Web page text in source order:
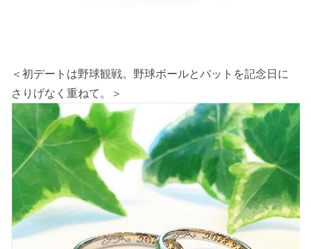
＜初デートは野球観戦。野球ボールとバットを記念日に
さりげなく重ねて。
＞